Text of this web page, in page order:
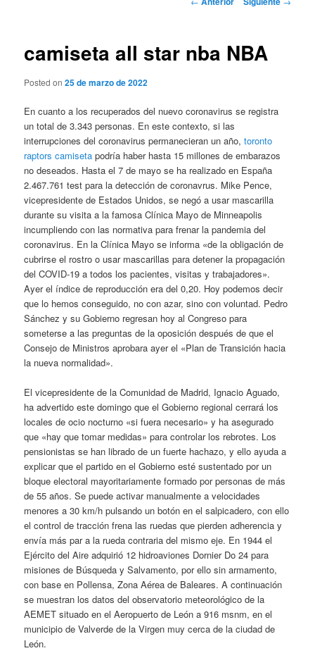
camiseta all star nba NBA
Posted on25 de marzo de 2022
En cuanto a los recuperados del nuevo coronavirus se registra
un total de 3.343 personas. En este contexto, si las
interrupciones del coronavirus permanecieran un año,toronto
raptors camiseta podría haber hasta 15 millones de embarazos
no deseados. Hasta el 7 de mayo se ha realizado en España
2.467.761 test para la detección de coronavrus. Mike Pence,
vicepresidente de Estados Unidos, se negó a usar mascarilla
durante su visita a la famosa Clínica Mayo de Minneapolis
incumpliendo con las normativa para frenar la pandemia del
coronavirus. En la Clínica Mayo se informa «de la obligación de
cubrirse el rostro o usar mascarillas para detener la propagación
del COVID-19 a todos los pacientes, visitas y trabajadores».
Ayer el índice de reproducción era del 0,20. Hoy podemos decir
que lo hemos conseguido, no con azar, sino con voluntad. Pedro
Sánchez y su Gobierno regresan hoy al Congreso para
someterse a las preguntas de la oposición después de que el
Consejo de Ministros aprobara ayer el «Plan de Transición hacia
la nueva normalidad».
El vicepresidente de la Comunidad de Madrid, Ignacio Aguado,
ha advertido este domingo que el Gobierno regional cerrará los
locales de ocio nocturno «si fuera necesario» y ha asegurado
que «hay que tomar medidas» para controlar los rebrotes. Los
pensionistas se han librado de un fuerte hachazo, y ello ayuda a
explicar que el partido en el Gobierno esté sustentado por un
bloque electoral mayoritariamente formado por personas de más
de 55 años. Se puede activar manualmente a velocidades
menores a 30 km/h pulsando un botón en el salpicadero, con ello
el control de tracción frena las ruedas que pierden adherencia y
envía más par a la rueda contraria del mismo eje. En 1944 el
Ejército del Aire adquirió 12 hidroaviones Dornier Do 24 para
misiones de Búsqueda y Salvamento, por ello sin armamento,
con base en Pollensa, Zona Aérea de Baleares. A continuación
se muestran los datos del observatorio meteorológico de la
AEMET situado en el Aeropuerto de León a 916 msnm, en el
municipio de Valverde de la Virgen muy cerca de la ciudad de
León.